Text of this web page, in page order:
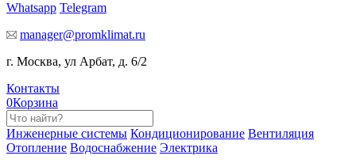
Whatsapp Telegram
manager@promklimat.ru
г. Москва, ул Арбат, д. 6/2
Контакты
0Корзина
Инженерные системы Кондиционирование Вентиляция
Отопление Водоснабжение Электрика